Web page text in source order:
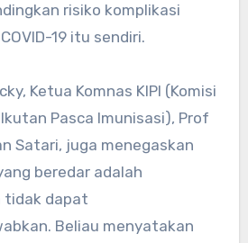
risiko komplikasi
19 itu sendiri.
Ketua Komnas KIPI (Komisi
Pasca Imunisasi), Prof
Satari, juga menegaskan
beredar adalah
tidak dapat
Beliau menyatakan